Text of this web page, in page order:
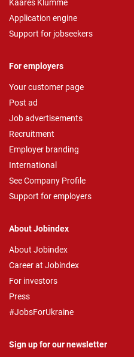
Kaares Klumme
Application engine
Support for jobseekers
For employers
Your customer page
Post ad
Job advertisements
Recruitment
Employer branding
International
See Company Profile
Support for employers
About Jobindex
About Jobindex
Career at Jobindex
For investors
Press
#JobsForUkraine
Sign up for our newsletter